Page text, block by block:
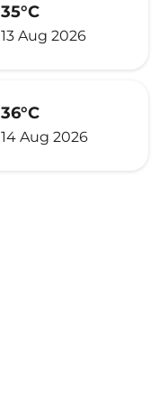
35°C
13 Aug 2026
36°C
14 Aug 2026